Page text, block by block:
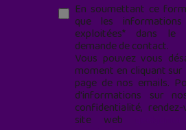
En soumettant ce
que les
exploitées* dans
demande de contact.
Vous pouvez vous
moment en cliquant sur
page de nos emails.
d'informations sur
confidentialité,
site web